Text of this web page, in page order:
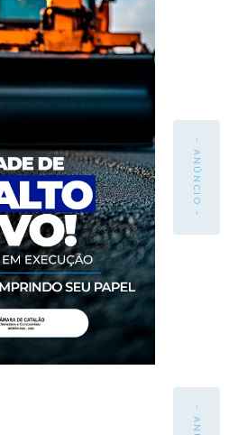
- ANÚNCIO -